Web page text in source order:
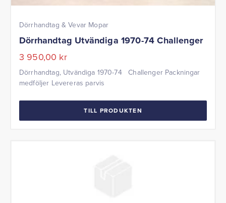
Dörrhandtag & Vevar Mopar
Dörrhandtag Utvändiga 1970-74 Challenger
3 950,00 kr
Dörrhandtag, Utvändiga 1970-74 Challenger Packningar
medföljer Levereras parvis
TILL PRODUKTEN